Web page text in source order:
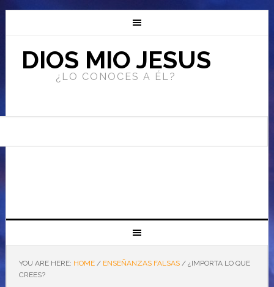
DIOS MIO JESUS
¿LO CONOCES A ÉL?
YOU ARE HERE: HOME / ENSEÑANZAS FALSAS /¿IMPORTA LO QUE
CREES?